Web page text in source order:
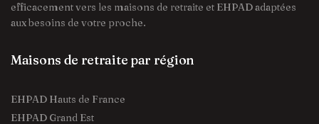
efficacement vers les maisons de retraite et EHPAD adaptées
aux besoins de votre proche.
Maisons de retraite par région
EHPAD Hauts de France
EHPAD Grand Est